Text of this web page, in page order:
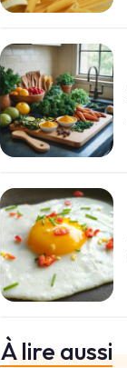
À lire aussi